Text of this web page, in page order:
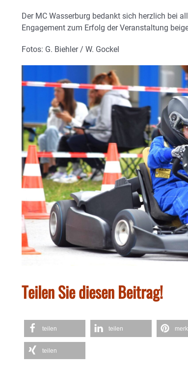
Der MC Wasserburg bedankt sich herzlich bei
Engagement zum Erfolg der Veranstaltung
Fotos: G. Biehler / W. Gockel
Teilen Sie diesen Beitrag!
teilen teilen
teilen